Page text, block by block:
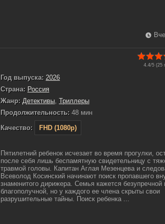
4.4/5 (25
Год выпуска: 2026
Страна: Россия
Жанр: Детективы, Триллеры
Продолжительность: 48 мин
Качество:
FHD (1080p)
Пятилетний ребенок исчезает во время прогулки,
после себя лишь беспамятную свидетельницу с
травмой головы. Капитан Аглая Мезенцева и
Всеволод Косинский начинают поиск пропавшего
знаменитого дирижера. Семья кажется безупречной
благополучной, но у каждого ее члена скрыты свои
разрушительные тайны. Поиск ребенка ...